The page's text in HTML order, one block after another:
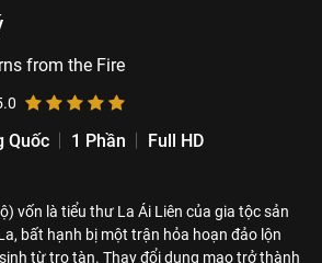
from the Fire
Quốc 1 Phần
Full HD
vốn là tiểu thư La Ái Liên của gia tộc sản
bất hạnh bị một trận hỏa hoạn đảo lộn
từ tro tàn. Thay đổi dung mạo trở thành